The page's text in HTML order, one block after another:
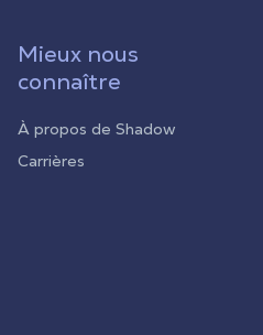
Mieux nous
connaître
À propos de Shadow
Carrières